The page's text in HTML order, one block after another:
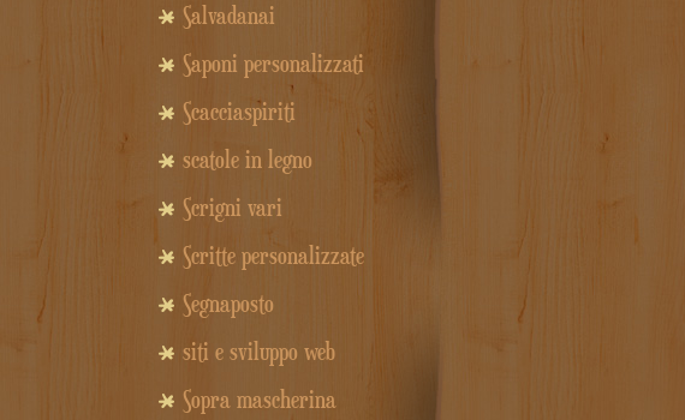
Salvadanai
Saponi personalizzati
Scacciaspiriti
scatole in legno
Scrigni vari
Scritte personalizzate
Segnaposto
siti e sviluppo web
Sopra mascherina